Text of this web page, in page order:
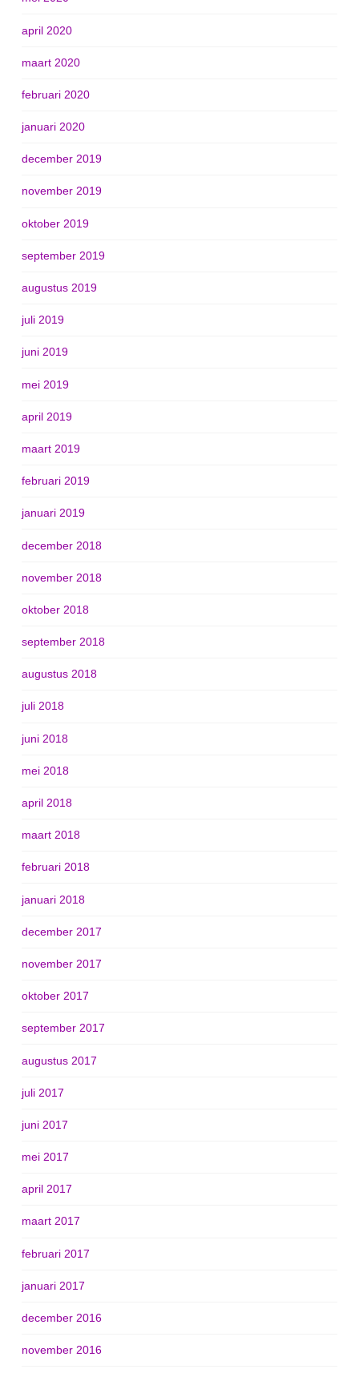
april 2020
maart 2020
februari 2020
januari 2020
december 2019
november 2019
oktober 2019
september 2019
augustus 2019
juli 2019
juni 2019
mei 2019
april 2019
maart 2019
februari 2019
januari 2019
december 2018
november 2018
oktober 2018
september 2018
augustus 2018
juli 2018
juni 2018
mei 2018
april 2018
maart 2018
februari 2018
januari 2018
december 2017
november 2017
oktober 2017
september 2017
augustus 2017
juli 2017
juni 2017
mei 2017
april 2017
maart 2017
februari 2017
januari 2017
december 2016
november 2016